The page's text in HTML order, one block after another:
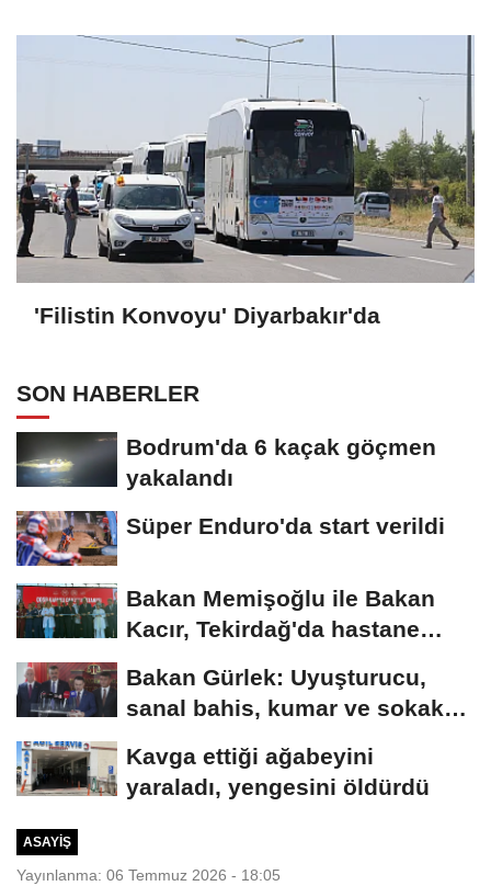
'Filistin Konvoyu' Diyarbakır'da
SON HABERLER
Bodrum'da 6 kaçak göçmen
yakalandı
Süper Enduro'da start verildi
Bakan Memişoğlu ile Bakan
Kacır, Tekirdağ'da hastane
Bakan Gürlek: Uyuşturucu,
sanal bahis, kumar ve sokak
Kavga ettiği ağabeyini
yaraladı, yengesini öldürdü
ASAYIŞ
Yayınlanma: 06 Temmuz 2026 - 18:05